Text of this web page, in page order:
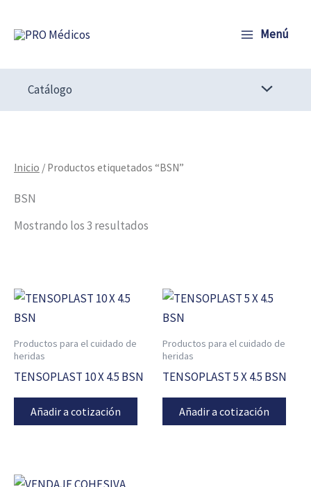
Menú
Catálogo
Inicio / Productos etiquetados “BSN”
BSN
Mostrando los 3 resultados
Productos para el cuidado de
heridas
TENSOPLAST 10 X 4.5 BSN
Añadir a cotización
Productos para el cuidado de
heridas
TENSOPLAST 5 X 4.5 BSN
Añadir a cotización